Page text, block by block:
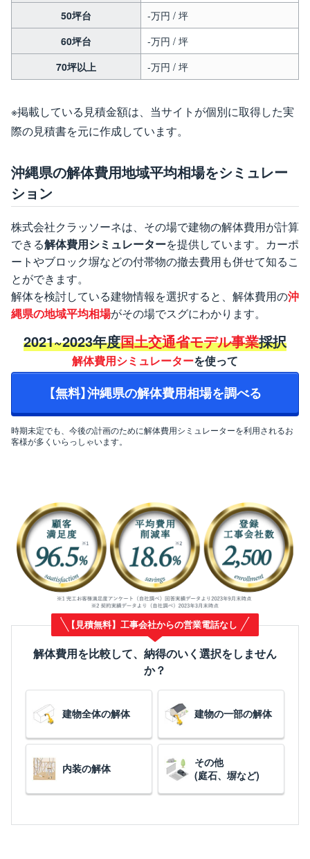
50坪台
-万円 / 坪
60坪台
-万円 / 坪
70坪以上
-万円 / 坪
※掲載している見積金額は、当サイトが個別に取得した実
際の見積書を元に作成しています。
沖縄県の解体費用地域平均相場をシミュレー
ション
株式会社クラッソーネは、その場で建物の解体費用が計算
できる解体費用シミュレーターを提供しています。カーポ
ートやブロック塀などの付帯物の撤去費用も併せて知るこ
とができます。
解体を検討している建物情報を選択すると、解体費用の沖
縄県の地域平均相場がその場でスグにわかります。
2021~2023年度国土交通省モデル事業採択
解体費用シミュレーターを使って
【無料】沖縄県の解体費用相場を調べる
時期未定でも、今後の計画のために解体費用シミュレーターを利用されるお
客様が多くいらっしゃいます。
【見積無料】工事会社からの営業電話なし
解体費用を比較して、納得のいく選択をしません
か？
建物全体の解体 建物の一部の解体
内装の解体
その他
(庭石、塀など)